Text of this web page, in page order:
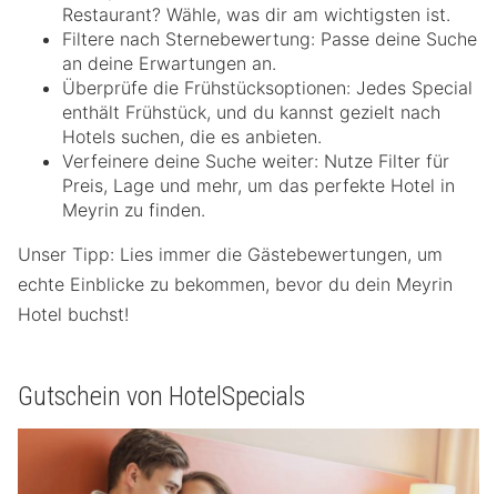
Restaurant? Wähle, was dir am wichtigsten ist.
Filtere nach Sternebewertung: Passe deine Suche
an deine Erwartungen an.
Überprüfe die Frühstücksoptionen: Jedes Special
enthält Frühstück, und du kannst gezielt nach
Hotels suchen, die es anbieten.
Verfeinere deine Suche weiter: Nutze Filter für
Preis, Lage und mehr, um das perfekte Hotel in
Meyrin zu finden.
Unser Tipp: Lies immer die Gästebewertungen, um
echte Einblicke zu bekommen, bevor du dein Meyrin
Hotel buchst!
Gutschein von HotelSpecials